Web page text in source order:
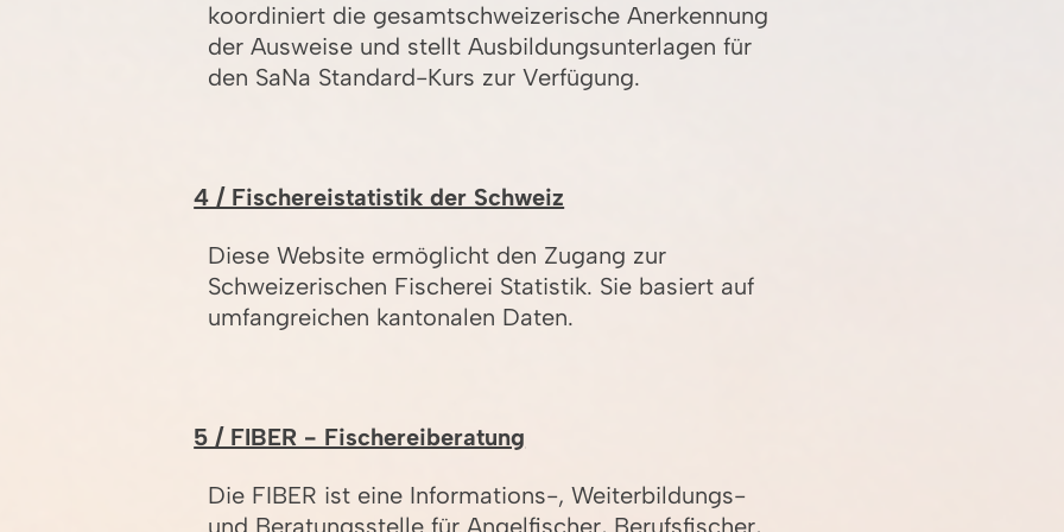
koordiniert die gesamtschweizerische Anerkennung
der Ausweise und stellt Ausbildungsunterlagen für
den SaNa Standard-Kurs zur Verfügung.
4 / Fischereistatistik der Schweiz
Diese Website ermöglicht den Zugang zur
Schweizerischen Fischerei Statistik. Sie basiert auf
umfangreichen kantonalen Daten.
5 / FIBER - Fischereiberatung
Die FIBER ist eine Informations-, Weiterbildungs-
und Beratungsstelle für Angelfischer, Berufsfischer,